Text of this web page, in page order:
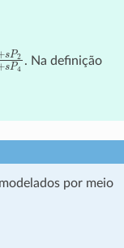
+sP 2P + sP 4
. Na definição
por meio